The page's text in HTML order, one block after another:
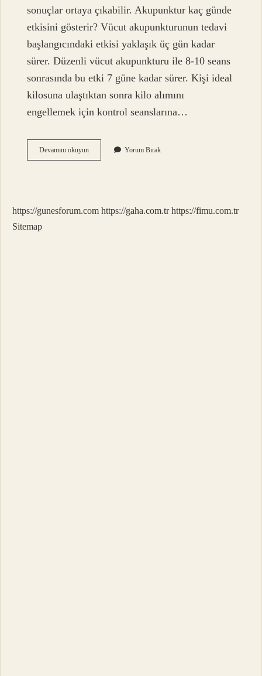
sonuçlar ortaya çıkabilir. Akupunktur kaç günde
etkisini gösterir? Vücut akupunkturunun tedavi
başlangıcındaki etkisi yaklaşık üç gün kadar
sürer. Düzenli vücut akupunkturu ile 8-10 seans
sonrasında bu etki 7 güne kadar sürer. Kişi ideal
kilosuna ulaştıktan sonra kilo alımını
engellemek için kontrol seanslarına…
Devamını okuyunAkupunktur
Vücuda
Yorum Bırak
https://gunesforum.com https://gaha.com.tr https://fimu.com.tr
Sitemap